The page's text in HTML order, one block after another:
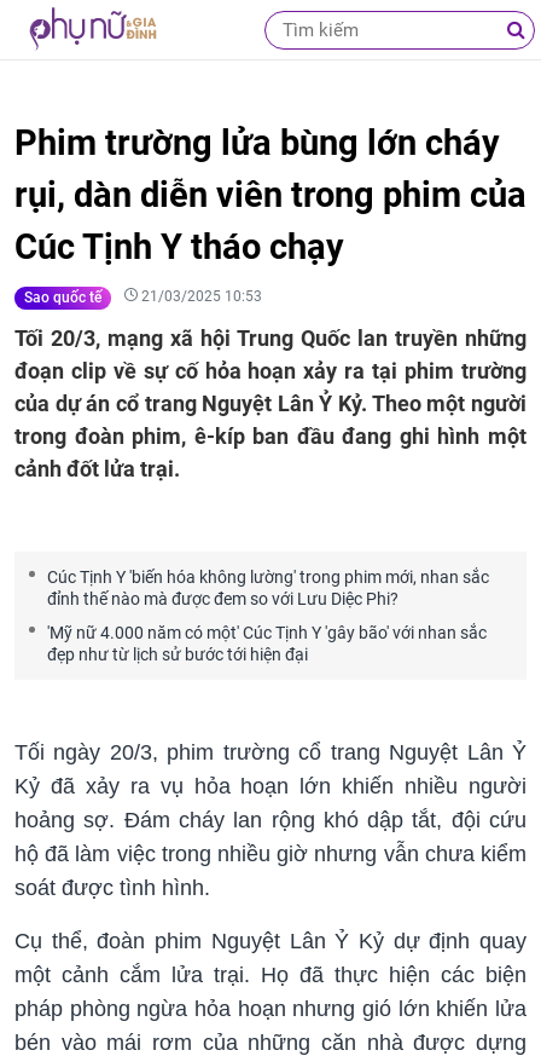
Phim trường lửa bùng lớn cháy
rụi, dàn diễn viên trong phim của
Cúc Tịnh Y tháo chạy
Sao quốc tế 21/03/2025 10:53
Tối 20/3, mạng xã hội Trung Quốc lan truyền những
đoạn clip về sự cố hỏa hoạn xảy ra tại phim trường
của dự án cổ trang Nguyệt Lân Ỷ Kỷ. Theo một người
trong đoàn phim, ê-kíp ban đầu đang ghi hình một
cảnh đốt lửa trại.
Cúc Tịnh Y 'biến hóa không lường' trong phim mới, nhan sắc
đỉnh thế nào mà được đem so với Lưu Diệc Phi?
'Mỹ nữ 4.000 năm có một' Cúc Tịnh Y 'gây bão' với nhan sắc
đẹp như từ lịch sử bước tới hiện đại
Tối ngày 20/3, phim trường cổ trang Nguyệt Lân Ỷ
Kỷ đã xảy ra vụ hỏa hoạn lớn khiến nhiều người
hoảng sợ. Đám cháy lan rộng khó dập tắt, đội cứu
hộ đã làm việc trong nhiều giờ nhưng vẫn chưa kiểm
soát được tình hình.
Cụ thể, đoàn phim Nguyệt Lân Ỷ Kỷ dự định quay
một cảnh cắm lửa trại. Họ đã thực hiện các biện
pháp phòng ngừa hỏa hoạn nhưng gió lớn khiến lửa
bén vào mái rơm của những căn nhà được dựng